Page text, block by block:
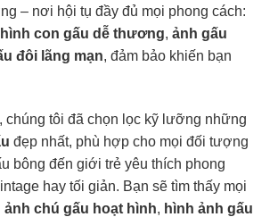
– nơi hội tụ đầy đủ mọi phong cách:
hình con gấu dễ thương, ảnh gấu
đôi lãng mạn, đảm bảo khiến bạn
chúng tôi đã chọn lọc kỹ lưỡng những
đẹp nhất, phù hợp cho mọi đối tượng
bông đến giới trẻ yêu thích phong
hay tối giản. Bạn sẽ tìm thấy mọi
ảnh chú gấu hoạt hình, hình ảnh gấu